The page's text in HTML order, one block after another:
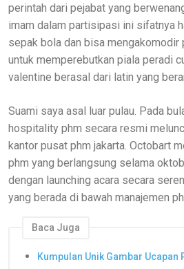
perintah dari pejabat yang
imam dalam partisipasi ini sifatnya
sepak bola dan bisa mengakomodir
untuk memperebutkan piala peradi
valentine berasal dari latin yang
Suami saya asal luar pulau. Pada
hospitality phm secara resmi
kantor pusat phm jakarta. Octobart
phm yang berlangsung selama
dengan launching acara secara
yang berada di bawah manajemen
Baca Juga
Kumpulan Unik Gambar Ucapan